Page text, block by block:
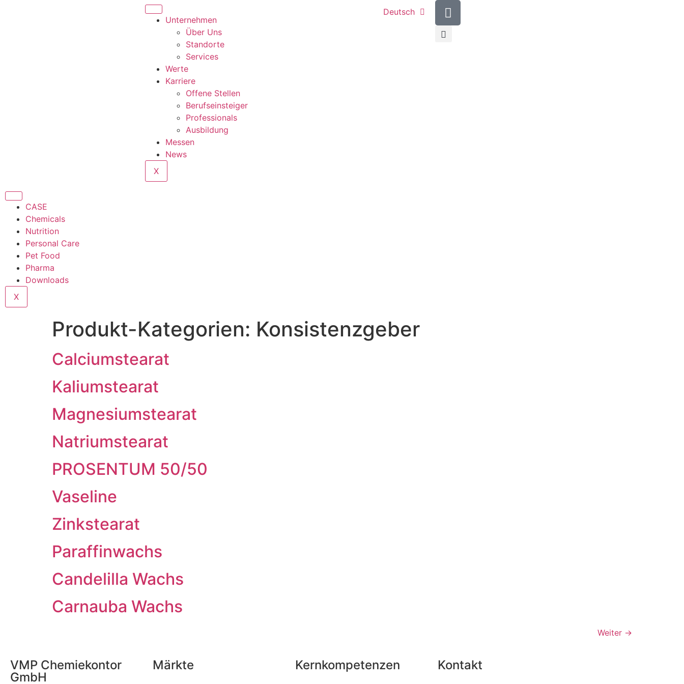
Unternehmen
Über Uns
Standorte
Services
Werte
Karriere
Offene Stellen
Berufseinsteiger
Professionals
Ausbildung
Messen
News
X
Deutsch
CASE
Chemicals
Nutrition
Personal Care
Pet Food
Pharma
Downloads
X
Produkt-Kategorien: Konsistenzgeber
Calciumstearat
Kaliumstearat
Magnesiumstearat
Natriumstearat
PROSENTUM 50/50
Vaseline
Zinkstearat
Paraffinwachs
Candelilla Wachs
Carnauba Wachs
Weiter →
VMP Chemiekontor
GmbH
Märkte Kernkompetenzen Kontakt